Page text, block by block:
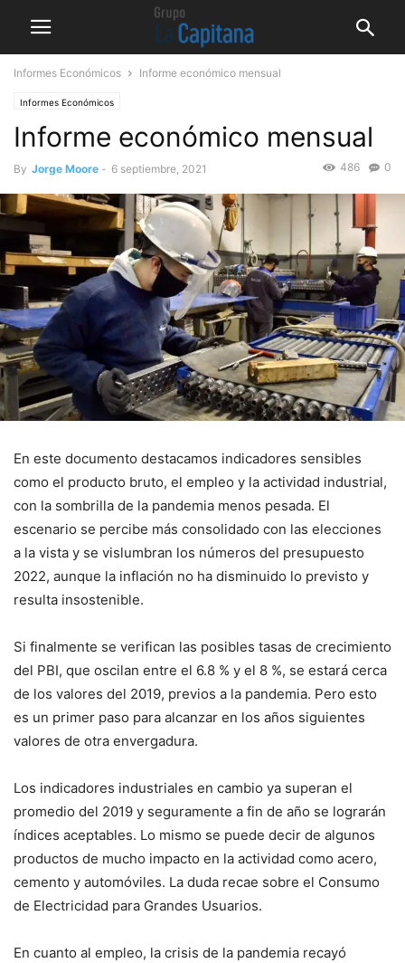
Informes Económicos Informe económico mensual
Informes Económicos
Informe económico mensual
By Jorge Moore - 6 septiembre, 2021 0
486
En este documento destacamos indicadores sensibles
como el producto bruto, el empleo y la actividad industrial,
con la sombrilla de la pandemia menos pesada. El
escenario se percibe más consolidado con las elecciones
a la vista y se vislumbran los números del presupuesto
2022, aunque la inflación no ha disminuido lo previsto y
resulta insostenible.
Si finalmente se verifican las posibles tasas de crecimiento
del PBI, que oscilan entre el 6.8 % y el 8 %, se estará cerca
de los valores del 2019, previos a la pandemia. Pero esto
es un primer paso para alcanzar en los años siguientes
valores de otra envergadura.
Los indicadores industriales en cambio ya superan el
promedio del 2019 y seguramente a fin de año se lograrán
índices aceptables. Lo mismo se puede decir de algunos
productos de mucho impacto en la actividad como acero,
cemento y automóviles. La duda recae sobre el Consumo
de Electricidad para Grandes Usuarios.
En cuanto al empleo, la crisis de la pandemia recayó